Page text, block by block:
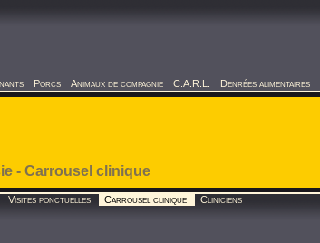
Porcs Animaux de compagnie C.A.R.L. Denrées alimentaires
- Carrousel clinique
Visites ponctuelles Carrousel clinique Cliniciens